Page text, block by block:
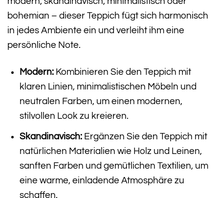
bohemian – dieser Teppich fügt sich harmonisch
in jedes Ambiente ein und verleiht ihm eine
persönliche Note.
Modern:Kombinieren Sie den Teppich mit
klaren Linien, minimalistischen Möbeln und
neutralen Farben, um einen modernen,
stilvollen Look zu kreieren.
Skandinavisch:Ergänzen Sie den Teppich mit
natürlichen Materialien wie Holz und Leinen,
sanften Farben und gemütlichen Textilien, um
eine warme, einladende Atmosphäre zu
schaffen.